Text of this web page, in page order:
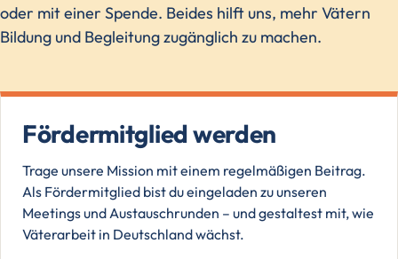
oder mit einer Spende. Beides hilft uns, mehr Vätern
Bildung und Begleitung zugänglich zu machen.
Fördermitglied werden
Trage unsere Mission mit einem regelmäßigen Beitrag.
Als Fördermitglied bist du eingeladen zu unseren
Meetings und Austauschrunden – und gestaltest mit, wie
Väterarbeit in Deutschland wächst.